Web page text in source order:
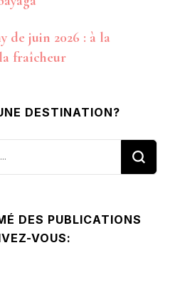
de juin 2026 : à la
fraîcheur
DESTINATION?
DES PUBLICATIONS
VOUS: